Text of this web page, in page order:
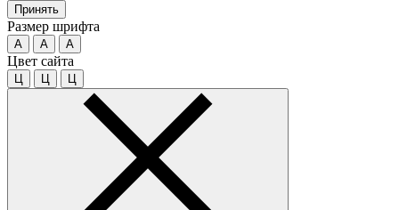
Принять
Размер шрифта
A A A
Цвет сайта
Ц Ц Ц